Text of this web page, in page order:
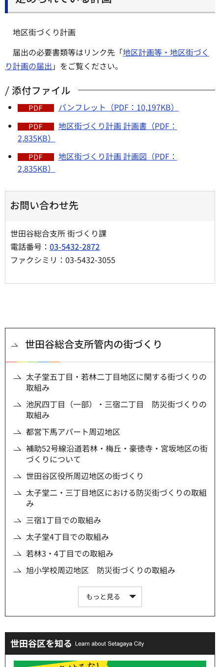
地区街づくり計画
届出の必要書類等はリンク先「地区計画等・地区街づく
り計画の届出 」をご覧ください。
添付ファイル
パンフレット（PDF：10,197KB）
地区街づくり計画 計画書（PDF：
2,835KB）
地区街づくり計画 計画図（PDF：
2,835KB）
お問い合わせ先
世田谷総合支所 街づくり課
電話番号： 03-5432-2872
ファクシミリ：03-5432-3055
世田谷総合支所管内の街づくり
太子堂五丁目・若林二丁目地区に関する街づくりの
取組み
池尻四丁目（一部）・三宿二丁目 防災街づくりの
取組み
都営下馬アパート周辺地区
補助52号線沿道若林・梅丘・豪徳寺・宮坂地区の街
づくりについて
世田谷区役所周辺地区の街づくり
太子堂二・三丁目地区における防災街づくりの取組
み
三宿1丁目での取組み
太子堂4丁目での取組み
若林3・4丁目での取組み
旭小学校周辺地区 防災街づくりの取組み
もっと見る
世田谷区を知る